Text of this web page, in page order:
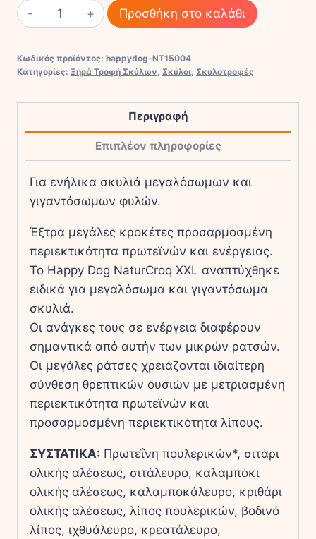
Happy
Dog
XXL
Προσθήκη στο καλάθι
Κωδικός προϊόντος: happydog-NT15004
Κατηγορίες: Ξηρά Τροφή Σκύλων Σκύλοι Σκυλοτροφές
Περιγραφή
Επιπλέον πληροφορίες
Για ενήλικα σκυλιά μεγαλόσωμων και
γιγαντόσωμων φυλών.
Έξτρα μεγάλες κροκέτες προσαρμοσμένη
περιεκτικότητα πρωτεϊνών και ενέργειας.
Το Happy Dog NaturCroq XXL αναπτύχθηκε
ειδικά για μεγαλόσωμα και γιγαντόσωμα
σκυλιά.
Οι ανάγκες τους σε ενέργεια διαφέρουν
σημαντικά από αυτήν των μικρών ρατσών.
Οι μεγάλες ράτσες χρειάζονται ιδιαίτερη
σύνθεση θρεπτικών ουσιών με μετριασμένη
περιεκτικότητα πρωτεϊνών και
προσαρμοσμένη περιεκτικότητα λίπους.
ΣΥΣΤΑΤΙΚΑ: Πρωτεΐνη πουλερικών*, σιτάρι
ολικής αλέσεως, σιτάλευρο, καλαμπόκι
ολικής αλέσεως, καλαμποκάλευρο, κριθάρι
ολικής αλέσεως, λίπος πουλερικών, βοδινό
λίπος, ιχθυάλευρο, κρεατάλευρο,